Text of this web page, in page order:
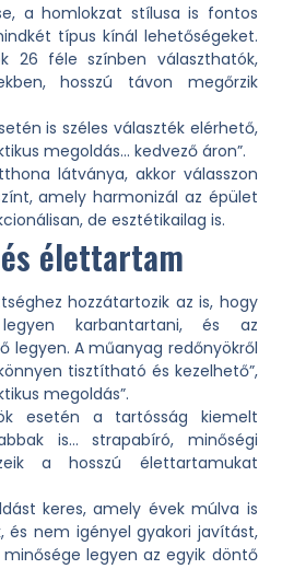
a homlokzat stílusa is fontos
típus kínál lehetőségeket.
26 féle színben választhatók,
hosszú távon megőrzik
is széles választék elérhető,
megoldás… kedvező áron”.
látványa, akkor válasszon
amely harmonizál az épület
de esztétikailag is.
élettartam
hozzátartozik az is, hogy
karbantartani, és az
legyen. A műanyag redőnyökről
tisztítható és kezelhető”,
megoldás”.
esetén a tartósság kiemelt
is… strapabíró, minőségi
a hosszú élettartamukat
keres, amely évek múlva is
és nem igényel gyakori javítást,
legyen az egyik döntő